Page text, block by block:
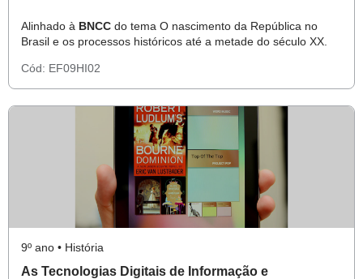
Alinhado à BNCC do tema O nascimento da República no
Brasil e os processos históricos até a metade do século XX.
Cód: EF09HI02
9º ano • História
As Tecnologias Digitais de Informação e